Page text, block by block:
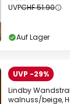
UVPCHF 51.90
Auf Lager
UVP -29%
Lindby
walnuss/beige,